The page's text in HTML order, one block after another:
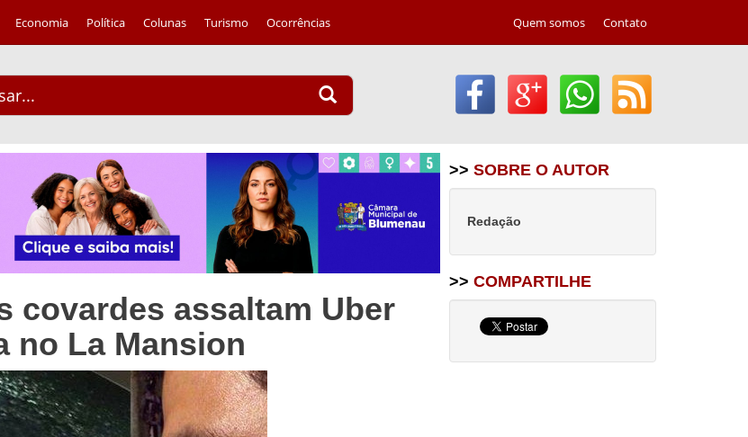
Economia Política Colunas Turismo Ocorrências Quem somos Contato
covardes assaltam Uber
no La Mansion
>> SOBRE O AUTOR
Redação
>> COMPARTILHE